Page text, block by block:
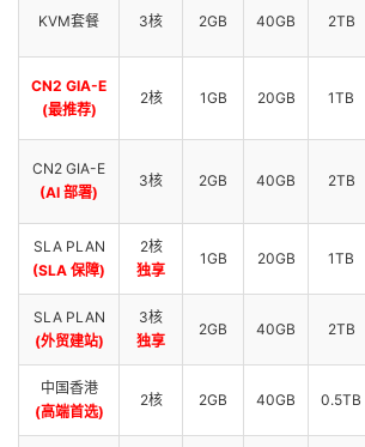
KVM套餐 3核 2GB 40GB 2TB
CN2 GIA-E
(最推荐)
2核 1GB 20GB 1TB
CN2 GIA-E
(AI 部署)
3核 2GB 40GB 2TB
SLA PLAN
(SLA 保障)
2核
独享
1GB 20GB 1TB
SLA PLAN
(外贸建站)
3核
独享
2GB 40GB 2TB
中国香港
(高端首选)
2核 2GB 40GB 0.5TB